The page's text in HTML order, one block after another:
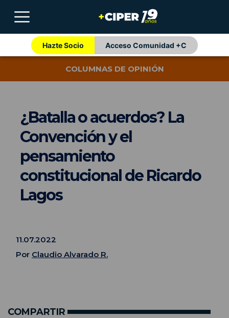
Hazte Socio Acceso Comunidad +C
COLUMNAS DE OPINIÓN
¿Batalla o acuerdos? La
Convención y el
pensamiento
constitucional de Ricardo
Lagos
11.07.2022
Por Claudio Alvarado R.
COMPARTIR